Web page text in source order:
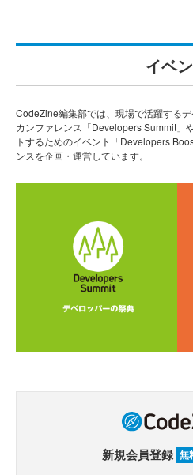
イベ
CodeZine編集部では、現場で活躍する
カンファレンス「Developers Summit」
トするためのイベント「Developers
ンスを企画・運営しています。
新規会員登録 無